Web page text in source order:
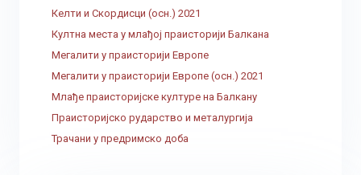
Келти и Скордисци (осн.) 2021
Култна места у млађој праисторији Балкана
Мегалити у праисторији Европе
Мегалити у праисторији Европе (осн.) 2021
Млађе праисторијске културе на Балкану
Праисторијско рударство и металургија
Трачани у предримско доба